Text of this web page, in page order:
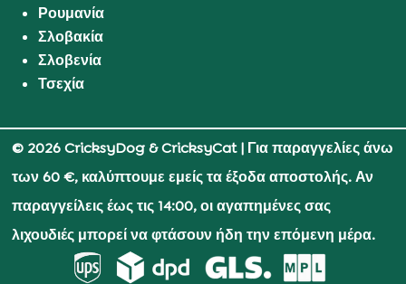
Ρουμανία
Σλοβακία
Σλοβενία
Τσεχία
© 2026 CricksyDog & CricksyCat| Για παραγγελίες άνω
των 60 €, καλύπτουμε εμείς τα έξοδα αποστολής. Αν
παραγγείλεις έως τις 14:00, οι αγαπημένες σας
λιχουδιές μπορεί να φτάσουν ήδη την επόμενη μέρα.